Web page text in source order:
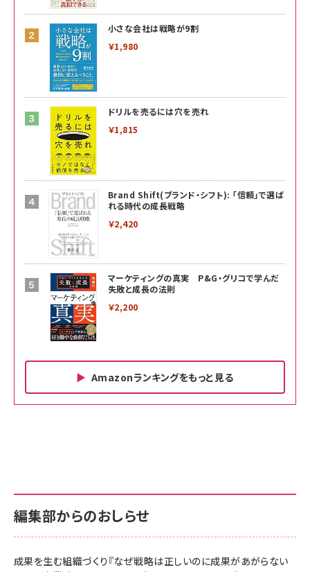
小さな会社は戦略が9割
￥1,980
ドリルを売るには穴を売れ
￥1,815
Brand Shift(ブランド・シフト): 「信頼」で選ば
れる時代の成長戦略
￥2,420
マーケティングの真実 P&G・グリコで学んだ
失敗と成長の法則
￥2,200
Amazonランキングをもっと見る
￥880
anan(アンアン)2026/06/24号 No.2500増刊
スペシャルエディション[王道エンタメの矜持／
￥1,100
サポート正規品 メーカー保証5年 KLMEA128G
NIMASO ガラスフィルム iPhone 17 用 保護フィ
すい ガイド枠付き いPhone17 (6.3インチ) 対応
2枚セット DSP25F1698
サポート正規品 メーカー保証5年 KLMEA128G
Amazon eギフトカード - Amazonロゴ - クラ
￥5,000
編集部からのおしらせ
成果を生む組織づくり『なぜ戦略は正しいのに成果があがらない